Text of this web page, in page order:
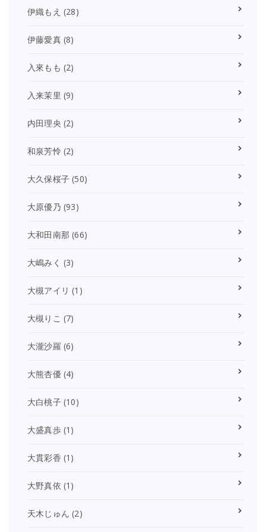
伊織もえ (28)
伊藤愛真(8)
入來もも (2)
入来茉里 (9)
内田理央 (2)
和泉芳怜 (2)
大久保桜子 (50)
大原優乃 (93)
大和田南那 (66)
大嶋みく (3)
大槻アイリ (1)
大槻りこ (7)
大瀧沙羅 (6)
大熊杏優(4)
大白桃子(10)
大盛真歩(1)
大貫彩香 (1)
大野真依 (1)
天木じゅん (2)